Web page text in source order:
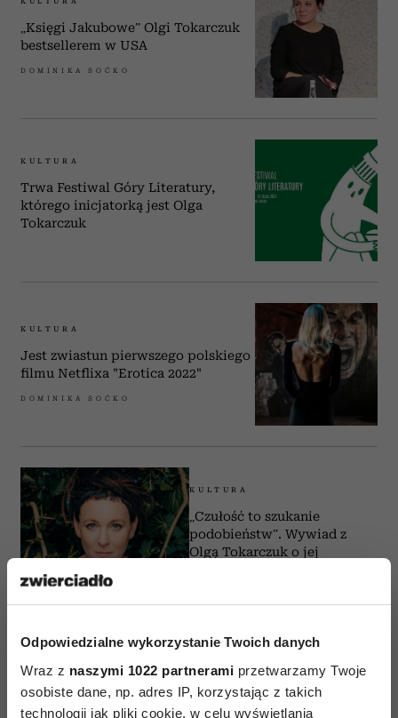
Odpowiedzialne wykorzystanie Twoich danych
Wraz z naszymi 1022 partnerami przetwarzamy Twoje
osobiste dane, np. adres IP, korzystając z takich
technologii jak pliki cookie, w celu wyświetlania
KULTURA
„Księgi Jakubowe” Olgi Tokarczuk
bestsellerem w USA
DOMINIKA SOĆKO
KULTURA
Trwa Festiwal Góry Literatury,
którego inicjatorką jest Olga
Tokarczuk
KULTURA
Jest zwiastun pierwszego polskiego
filmu Netflixa "Erotica 2022"
DOMINIKA SOĆKO
KULTURA
„Czułość to szukanie
podobieństw”. Wywiad z
Olgą Tokarczuk o jej